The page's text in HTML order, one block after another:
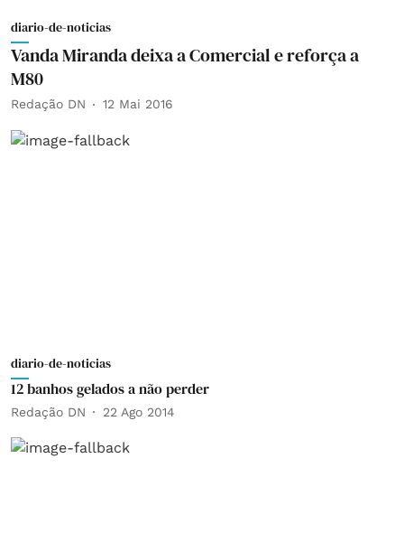
diario-de-noticias
Vanda Miranda deixa a Comercial e reforça a
M80
Redação DN 12 Mai 2016
diario-de-noticias
12 banhos gelados a não perder
Redação DN 22 Ago 2014